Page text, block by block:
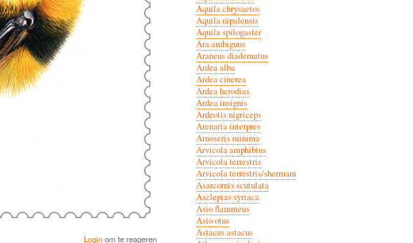
Loginom te reageren
Aquila chrysaetos
Aquila nipalensis
Aquila spilogaster
Ara ambiguus
Araneus diadematus
Ardea alba
Ardea cinerea
Ardea herodias
Ardea insignis
Ardeotis nigriceps
Arenaria interpres
Arnoseris minima
Arvicola amphibius
Arvicola terrestris
Arvicola terrestris/shermani
Asarcornis scutulata
Asclepias syriaca
Asio flammeus
Asio otus
Astacus astacus